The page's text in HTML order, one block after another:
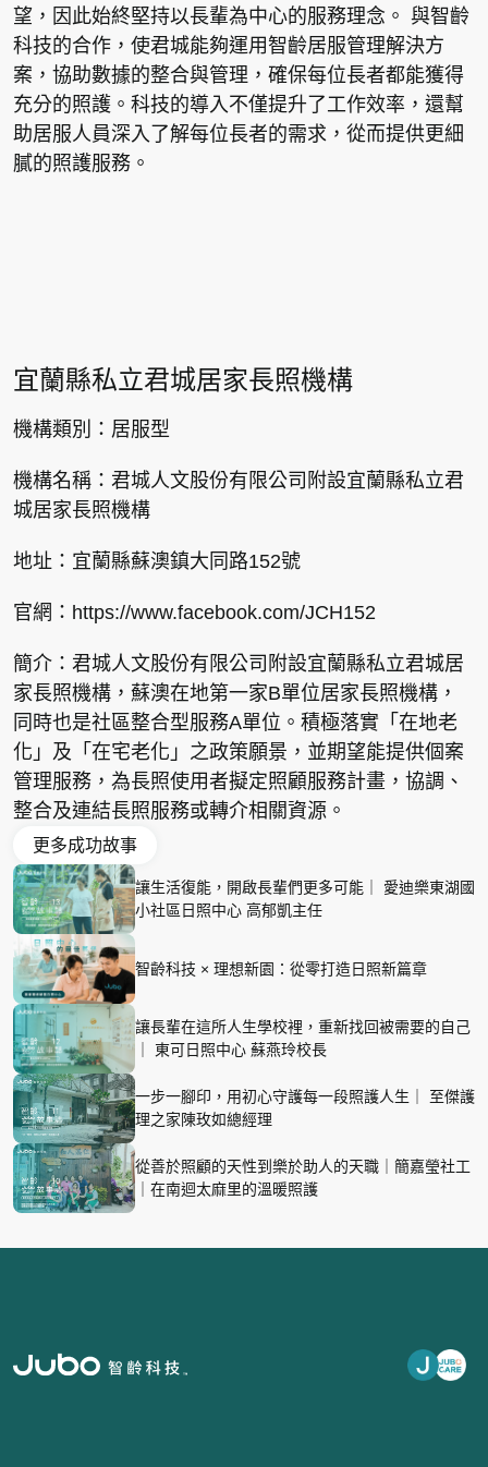
望，因此始終堅持以長輩為中心的服務理念。 與智齡
科技的合作，使君城能夠運用智齡居服管理解決方
案，協助數據的整合與管理，確保每位長者都能獲得
充分的照護。科技的導入不僅提升了工作效率，還幫
助居服人員深入了解每位長者的需求，從而提供更細
膩的照護服務。
宜蘭縣私立君城居家長照機構
機構類別：居服型
機構名稱：君城人文股份有限公司附設宜蘭縣私立君
城居家長照機構
地址：宜蘭縣蘇澳鎮大同路152號
官網： https://www.facebook.com/JCH152
簡介：君城人文股份有限公司附設宜蘭縣私立君城居
家長照機構，蘇澳在地第一家B單位居家長照機構，
同時也是社區整合型服務A單位。積極落實「在地老
化」及「在宅老化」之政策願景，並期望能提供個案
管理服務，為長照使用者擬定照顧服務計畫，協調、
整合及連結長照服務或轉介相關資源。
更多成功故事
讓生活復能，開啟長輩們更多可能｜ 愛迪樂東湖國
小社區日照中心 高郁凱主任
智齡科技 × 理想新園：從零打造日照新篇章
讓長輩在這所人生學校裡，重新找回被需要的自己
｜ 東可日照中心 蘇燕玲校長
一步一腳印，用初心守護每一段照護人生｜ 至傑護
理之家陳玫如總經理
從善於照顧的天性到樂於助人的天職｜簡嘉瑩社工
｜在南迴太麻里的溫暖照護